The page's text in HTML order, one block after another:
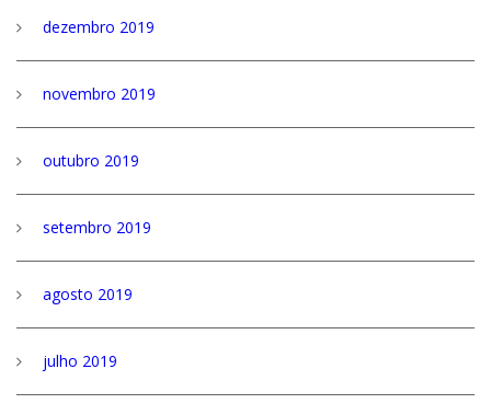
dezembro 2019
novembro 2019
outubro 2019
setembro 2019
agosto 2019
julho 2019